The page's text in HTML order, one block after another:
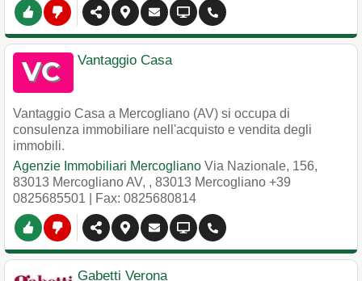
Vantaggio Casa
Vantaggio Casa a Mercogliano (AV) si occupa di
consulenza immobiliare nell'acquisto e vendita degli
immobili.
Agenzie Immobiliari Mercogliano Via Nazionale, 156,
83013 Mercogliano AV, , 83013 Mercogliano +39
0825685501 | Fax: 0825680814
Gabetti Verona